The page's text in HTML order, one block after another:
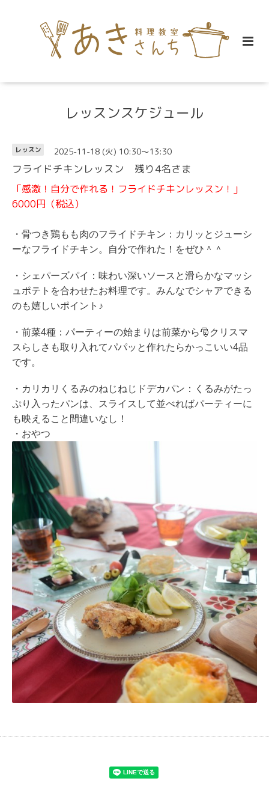
レッスンスケジュール
レッスン 2025-11-18 (火) 10:30～13:30
フライドチキンレッスン 残り4名さま
「感激！自分で作れる！フライドチキンレッスン！」
6000円（税込）
・骨つき鶏もも肉のフライドチキン：カリッとジューシ
ーなフライドチキン。自分で作れた！をぜひ＾＾
・シェパーズパイ：味わい深いソースと滑らかなマッシ
ュポテトを合わせたお料理です。みんなでシャアできる
のも嬉しいポイント♪
・前菜4種：パーティーの始まりは前菜から🎅クリスマ
スらしさも取り入れてパパッと作れたらかっこいい4品
です。
・カリカリくるみのねじねじドデカパン：くるみがたっ
ぷり入ったパンは、スライスして並べればパーティーに
も映えること間違いなし！
・おやつ